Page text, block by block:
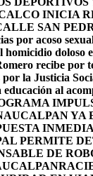
INICIA
SAN
por acoso
homicidio doloso
recibe por
la Justicia
al
YA
PERMITE
DE